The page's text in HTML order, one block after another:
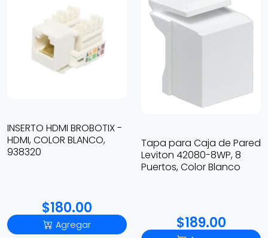
INSERTO HDMI BROBOTIX -
HDMI, COLOR BLANCO,
938320
$180.00
Agregar
Tapa para Caja de Pared
Leviton 42080-8WP, 8
Puertos, Color Blanco
$189.00